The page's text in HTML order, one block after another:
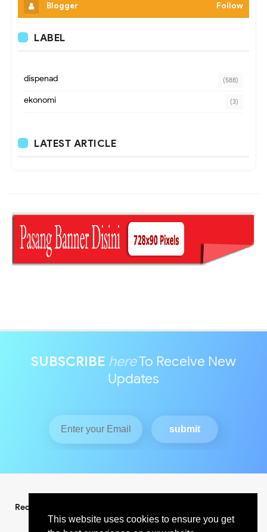
This website uses cookies to ensure you get
Blogger Follow
LABEL
dispenad (588)
ekonomi (3)
LATEST ARTICLE
SUBSCRIBE hereTo Receive New
Updates
Redaksi